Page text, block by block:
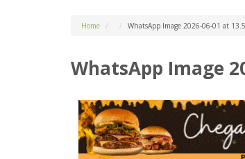
Home WhatsApp Image 2026-06-01 at
WhatsApp Image